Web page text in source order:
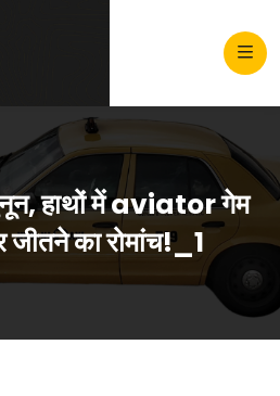
हाथों में aviator गेम
का रोमांच!_1